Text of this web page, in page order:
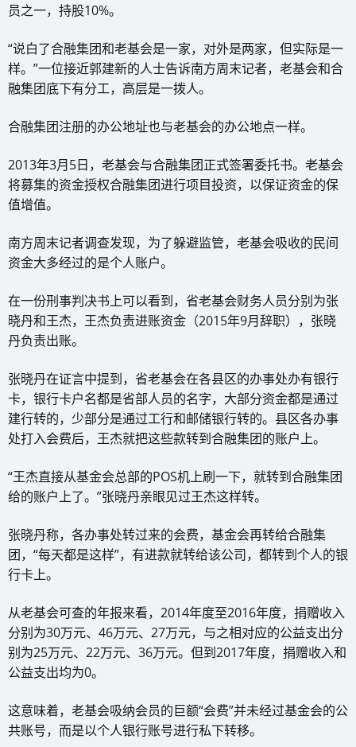
员之一，持股10%。
“说白了合融集团和老基会是一家，对外是两家，但实际是一
样。”一位接近郭建新的人士告诉南方周末记者，老基会和合
融集团底下有分工，高层是一拨人。
合融集团注册的办公地址也与老基会的办公地点一样。
2013年3月5日，老基会与合融集团正式签署委托书。老基会
将募集的资金授权合融集团进行项目投资，以保证资金的保
值增值。
南方周末记者调查发现，为了躲避监管，老基会吸收的民间
资金大多经过的是个人账户。
在一份刑事判决书上可以看到，省老基会财务人员分别为张
晓丹和王杰，王杰负责进账资金（2015年9月辞职），张晓
丹负责出账。
张晓丹在证言中提到，省老基会在各县区的办事处办有银行
卡，银行卡户名都是省部人员的名字，大部分资金都是通过
建行转的，少部分是通过工行和邮储银行转的。县区各办事
处打入会费后，王杰就把这些款转到合融集团的账户上。
“王杰直接从基金会总部的POS机上刷一下，就转到合融集团
给的账户上了。”张晓丹亲眼见过王杰这样转。
张晓丹称，各办事处转过来的会费，基金会再转给合融集
团，“每天都是这样”，有进款就转给该公司，都转到个人的银
行卡上。
从老基会可查的年报来看，2014年度至2016年度，捐赠收入
分别为30万元、46万元、27万元，与之相对应的公益支出分
别为25万元、22万元、36万元。但到2017年度，捐赠收入和
公益支出均为0。
这意味着，老基会吸纳会员的巨额“会费”并未经过基金会的公
共账号，而是以个人银行账号进行私下转移。